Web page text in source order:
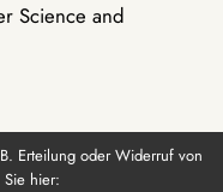
Science and
Erteilung oder Widerruf von
hier: